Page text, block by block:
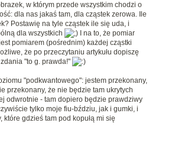
w którym przede wszystkim chodzi o
dla nas jakaś tam, dla cząstek zerowa. Ile
Postawię na tyle cząstek ile się uda, i
dla wszystkich
I na to, że pomiar
pomiarem (pośrednim) każdej cząstki
że po przeczytaniu artykułu dopiszę
"to g. prawda!"
"podkwantowego": jestem przekonany,
przekonany, że nie będzie tam ukrytych
odwrotnie - tam dopiero będzie prawdziwy
tylko moje fiu-bździu, jak i gumki, i
które gdzieś tam pod kopułą mi się